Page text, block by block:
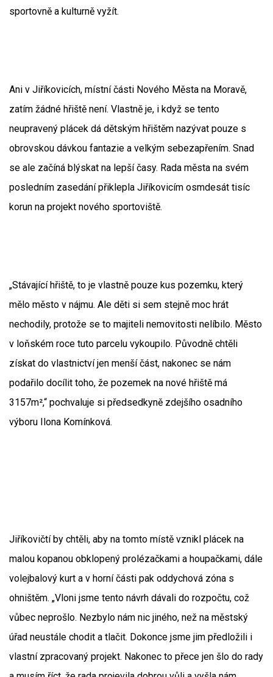
sportovně a kulturně vyžít.
Ani v Jiříkovicích, místní části Nového Města na Moravě,
zatím žádné hřiště není. Vlastně je, i když se tento
neupravený plácek dá dětským hřištěm nazývat pouze s
obrovskou dávkou fantazie a velkým sebezapřením. Snad
se ale začíná blýskat na lepší časy. Rada města na svém
posledním zasedání přiklepla Jiříkovicím osmdesát tisíc
korun na projekt nového sportoviště.
„Stávající hřiště, to je vlastně pouze kus pozemku, který
mělo město v nájmu. Ale děti si sem stejně moc hrát
nechodily, protože se to majiteli nemovitosti nelíbilo. Město
v loňském roce tuto parcelu vykoupilo. Původně chtěli
získat do vlastnictví jen menší část, nakonec se nám
podařilo docílit toho, že pozemek na nové hřiště má
3157m²,“ pochvaluje si předsedkyně zdejšího osadního
výboru Ilona Komínková.
Jiříkovičtí by chtěli, aby na tomto místě vznikl plácek na
malou kopanou obklopený prolézačkami a houpačkami, dále
volejbalový kurt a v horní části pak oddychová zóna s
ohništěm. „Vloni jsme tento návrh dávali do rozpočtu, což
vůbec neprošlo. Nezbylo nám nic jiného, než na městský
úřad neustále chodit a tlačit. Dokonce jsme jim předložili i
vlastní zpracovaný projekt. Nakonec to přece jen šlo do rady